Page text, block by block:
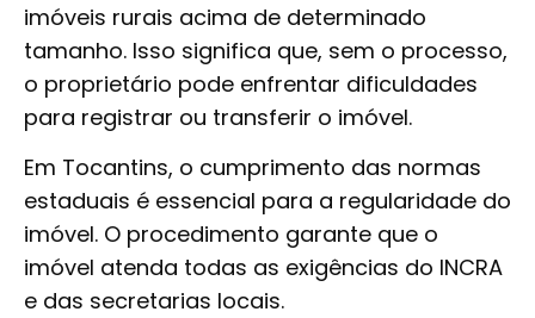
imóveis rurais acima de determinado
tamanho. Isso significa que, sem o processo,
o proprietário pode enfrentar dificuldades
para registrar ou transferir o imóvel.
Em Tocantins, o cumprimento das normas
estaduais é essencial para a regularidade do
imóvel. O procedimento garante que o
imóvel atenda todas as exigências do INCRA
e das secretarias locais.